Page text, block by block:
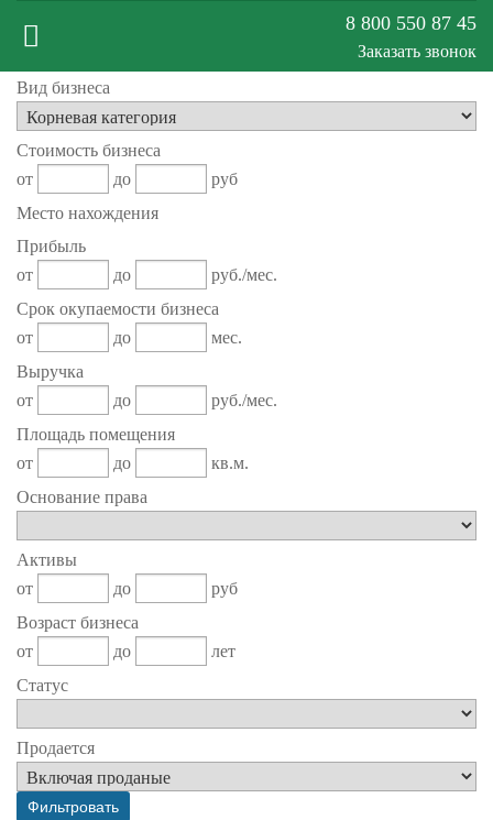
Меню
сайта
8 800 550 87 45
Заказать звонок
Вид бизнеса
Стоимость бизнеса
от
до
руб
Место нахождения
Прибыль
от
до
руб./мес.
Срок окупаемости бизнеса
от
до
мес.
Выручка
от
до
руб./мес.
Площадь помещения
от
до
кв.м.
Основание права
Активы
от
до
руб
Возраст бизнеса
от
до
лет
Статус
Продается